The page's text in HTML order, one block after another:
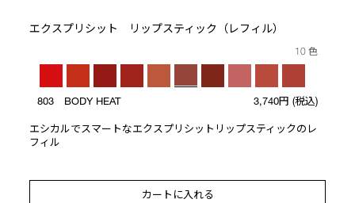
エクスプリシット リップスティック（レフィル）
10 色
803 BODY HEAT 3,740円 (税込)
エシカルでスマートなエクスプリシットリップスティックのレ
フィル
カートに入れる